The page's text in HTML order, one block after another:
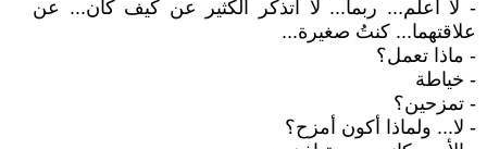
- لا أعلم... ربما... لا أتذكر الكثير عن كيف كان... عن
علاقتهما... كنتُ صغيرة...
- ماذا تعمل؟
- خياطة
- تمزحين؟
- لا... ولماذا أكون أمزح؟